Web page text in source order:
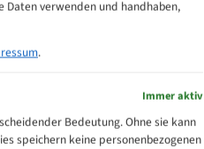
verwenden und handhaben,
.
Immer aktiv
Bedeutung. Ohne sie kann
speichern keine personenbezogenen